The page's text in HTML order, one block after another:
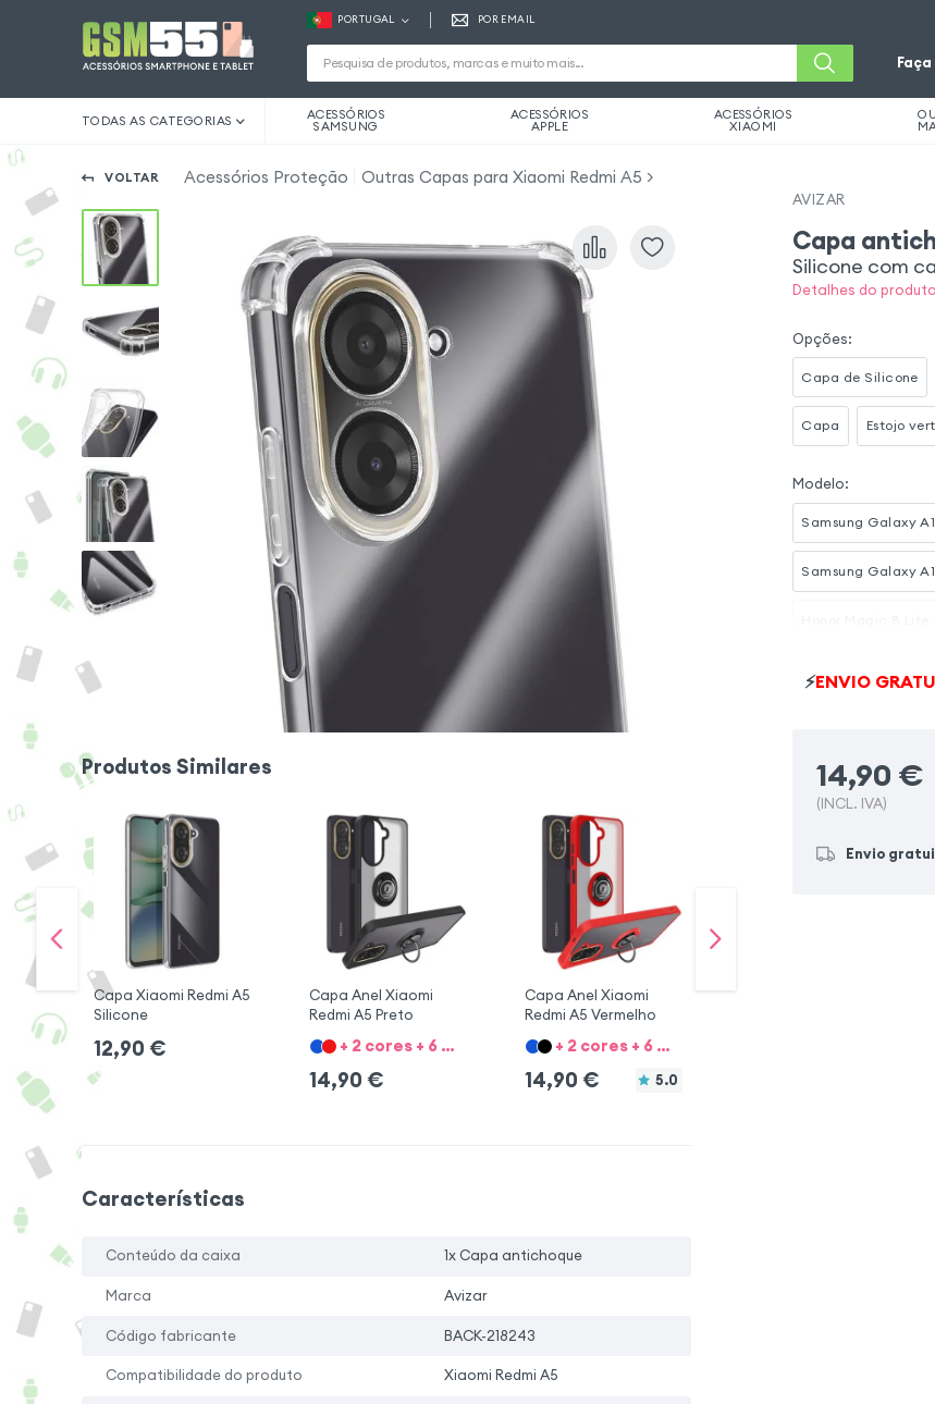
PORTUGAL POR EMAIL
TODAS AS CATEGORIAS ACESSÓRIOS
SAMSUNG
ACESSÓRIOS
APPLE
ACESSÓRIOS
XIAOMI
VOLTAR Acessórios Proteção Outras Capas para Xiaomi Redmi A5
Produtos Similares
Capa Xiaomi Redmi A5
Silicone
12,90 €
Capa Anel Xiaomi
Redmi A5 Preto
+ 2 cores + 6 Opções
14,90 €
Capa Anel Xiaomi
Redmi A5 Vermelho
+ 2 cores + 6 Opções
14,90 € 5.0
Características
Conteúdo da caixa 1x Capa antichoque
Marca Avizar
Código fabricante BACK-218243
Compatibilidade do produto Xiaomi Redmi A5
AVIZAR
Capa
Silicone com
Detalhes do
Opções:
Capa de Silicone
Capa Estojo
Modelo:
Samsung Galaxy
Samsung Galaxy
⚡ENVIO
14,90 €
(INCL. IVA)
Envio